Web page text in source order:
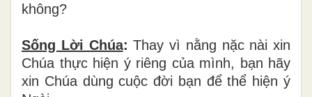
không?
Sống Lời Chúa: Thay vì nằng nặc nài xin
Chúa thực hiện ý riêng của mình, bạn hãy
xin Chúa dùng cuộc đời bạn để thể hiện ý